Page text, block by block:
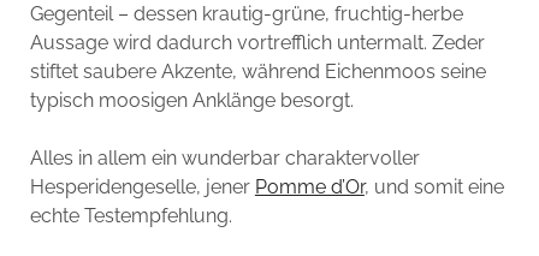
Gegenteil – dessen krautig-grüne, fruchtig-herbe
Aussage wird dadurch vortrefflich untermalt. Zeder
stiftet saubere Akzente, während Eichenmoos seine
typisch moosigen Anklänge besorgt.
Alles in allem ein wunderbar charaktervoller
Hesperidengeselle, jener Pomme d’Or, und somit eine
echte Testempfehlung.